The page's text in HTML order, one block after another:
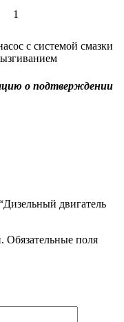
1
с системой смазки
о подтверждении
двигатель
Обязательные поля